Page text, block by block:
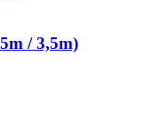
/ 3,5m)